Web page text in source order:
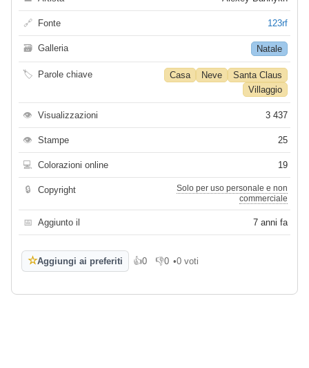
🔗 Fonte 123rf
🗃 Galleria Natale
🏷 Parole chiave Casa Neve
Santa Claus
Villaggio
👁 Visualizzazioni 3 437
👁 Stampe 25
💻 Colorazioni online 19
🔒 Copyright
Solo per uso personale e non
commerciale
📅 Aggiunto il 7 anni fa
☆Aggiungi ai preferiti 👍0
Mi piace
👎0
Non mi piace
•0 voti